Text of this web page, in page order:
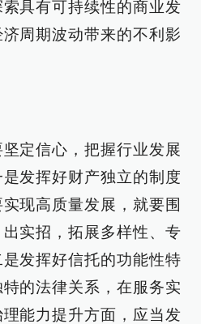
具有可持续性的商业发
周期波动带来的不利影
定信心，把握行业发展
发挥好财产独立的制度
现高质量发展，就要围
实招，拓展多样性、专
发挥好信托的功能性特
的法律关系，在服务实
能力提升方面，应当发